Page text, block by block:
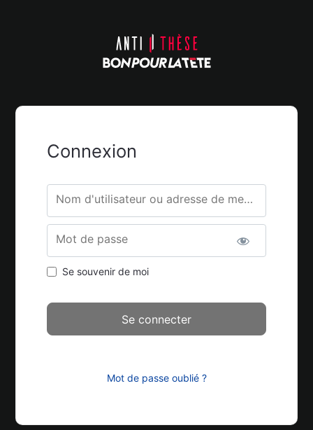
Connexion
Nom d'utilisateur ou adresse de messagerie.
Mot de passe
Se souvenir de moi
Mot de passe oublié ?